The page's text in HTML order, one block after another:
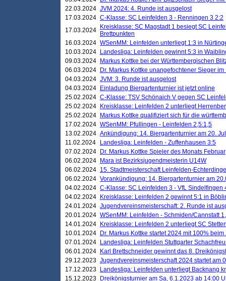
22.03.2024 JVM 2024: 4. Runde ist ausgelost
17.03.2024 C-Klasse: SC Leinfelden 3 - Renningen 3 2:2
17.03.2024
Kreisklasse: SC Magstadt 1 besiegt SC
Brettpunkten
16.03.2024 WSenMM: Leinfelden unterliegt 1:3 in
10.03.2024
Landesliga: Leinfelden gewinnt 5:3 in
09.03.2024
Markus Kottke bei der Württembergischen
06.03.2024
Dr. Markus Kottke unangefochtener Sieger
04.03.2024 JVM: 3. Runde ist ausgelost
04.03.2024
Einladung Biergartenturnier ist jetzt online
25.02.2024 C-Klasse: TSV Schönaich V gegen SC
25.02.2024
Kreisklasse: Leinfelden 2 unterliegt
25.02.2024
Markus Kottke qualifiziert sich für die
17.02.2024 WSenMM: Pfullingen - Leinfelden 2,5:1,5
13.02.2024 Ankündigung: 14. Biergartenturnier am 20.
11.02.2024
Landesliga: Leinfelden - Zuffenhausen 3:5
07.02.2024
Dr. Markus Kottke Spieler des Monats Februar
06.02.2024
Mara ist Bezirksjugendmeisterin U14W
06.02.2024 15. Stadtmeisterschaft Leinfelden-
06.02.2024 Vorankündigung: 14. Biergartenturnier am
04.02.2024 C-Klasse: SC Leinfelden 3 - VfL Sindelfingen
04.02.2024
Kreisklasse: Leinfelden 2 gewinnt 5:1 in
24.01.2024 Jugendvereinsmeisterschaft: 2. Runde ist
20.01.2024 WSenMM: Leinfelden - Schmiden/Cannstatt
14.01.2024
Kreisklasse: Leinfelden 2 unterliegt SC
10.01.2024
Dr. Markus Kottke startet 2024 mit 100%
07.01.2024
Landesliga: Leinfelden Stuttgarter
06.01.2024
Karl Brettschneider gewinnt das 8.
29.12.2023 Jugendvereinsmeisterschaft 2024 startet am
17.12.2023
Landesliga: Leinfelden unterliegt Backnang
15.12.2023
Dreikönigsturnier am Sa, 6.1.2023 ab 14:00